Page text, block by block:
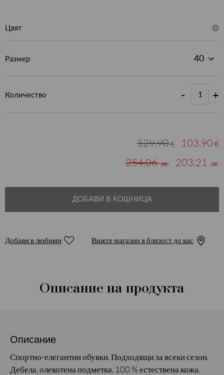
Цвят
Размер
Количество - +
129.90€ 103.90 €
254.06лв. 203.21 лв.
ДОБАВИ В КОШНИЦА
Добави в любими Вижте магазин в близост до вас
Описание на продукта
Описание
Спортно-елегантни обувки. Подходящи за всеки сезон.
Дебела, олекотена подметка. 100 % естествена кожа.